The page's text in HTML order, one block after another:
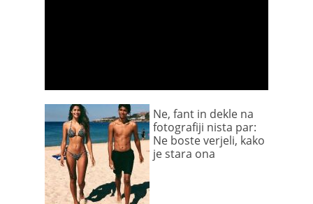
Ne, fant in dekle na
fotografiji nista par:
Ne boste verjeli, kako
je stara ona